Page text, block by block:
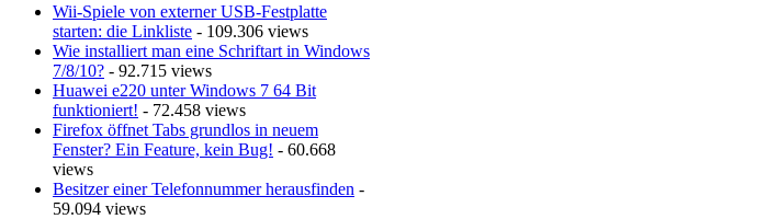
Wii-Spiele von externer USB-Festplatte
starten: die Linkliste - 109.306 views
Wie installiert man eine Schriftart in Windows
7/8/10? - 92.715 views
Huawei e220 unter Windows 7 64 Bit
funktioniert! - 72.458 views
Firefox öffnet Tabs grundlos in neuem
Fenster? Ein Feature, kein Bug! - 60.668
views
Besitzer einer Telefonnummer herausfinden -
59.094 views